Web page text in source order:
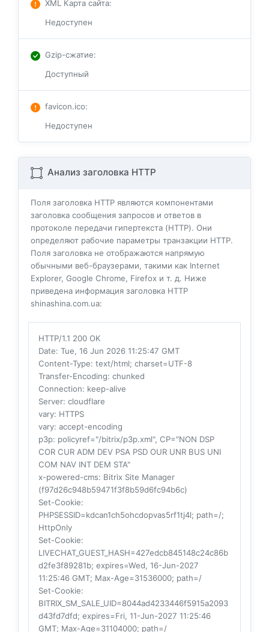
XML Карта сайта:
Недоступен
Gzip-сжатие:
Доступный
favicon.ico:
Недоступен
Анализ заголовка HTTP
Поля заголовка HTTP являются компонентами
заголовка сообщения запросов и ответов в
протоколе передачи гипертекста (HTTP). Они
определяют рабочие параметры транзакции HTTP.
Поля заголовка не отображаются напрямую
обычными веб-браузерами, такими как Internet
Explorer, Google Chrome, Firefox и т. д. Ниже
приведена информация заголовка HTTP
shinashina.com.ua:
HTTP/1.1 200 OK
Date: Tue, 16 Jun 2026 11:25:47 GMT
Content-Type: text/html; charset=UTF-8
Transfer-Encoding: chunked
Connection: keep-alive
Server: cloudflare
vary: HTTPS
vary: accept-encoding
p3p: policyref="/bitrix/p3p.xml", CP="NON DSP
COR CUR ADM DEV PSA PSD OUR UNR BUS UNI
COM NAV INT DEM STA"
x-powered-cms: Bitrix Site Manager
(f97d26c948b59471f3f8b59d6fc94b6c)
Set-Cookie:
PHPSESSID=kdcan1ch5ohcdopvas5rf1tj4l; path=/;
HttpOnly
Set-Cookie:
LIVECHAT_GUEST_HASH=427edcb845148c24c86b
d2fe3f89281b; expires=Wed, 16-Jun-2027
11:25:46 GMT; Max-Age=31536000; path=/
Set-Cookie:
BITRIX_SM_SALE_UID=8044ad4233446f5915a2093
d43fd7dfd; expires=Fri, 11-Jun-2027 11:25:46
GMT; Max-Age=31104000; path=/